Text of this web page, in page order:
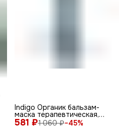
581 ₽1 060 ₽−45%
Indigo Органик бальзам-
маска терапевтическая,
1000 мл